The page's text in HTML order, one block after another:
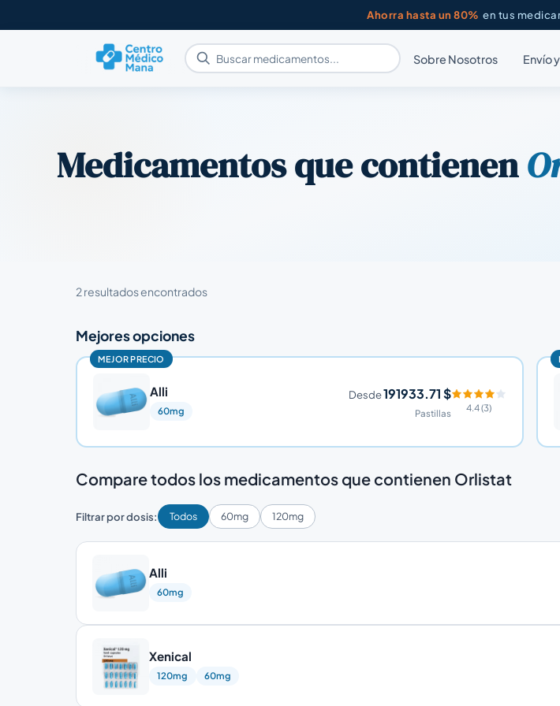
Ahorra hasta un 80% en tus
Sobre Nosotros Envío
Medicamentos que contienen
2 resultados encontrados
Mejores opciones
MEJOR PRECIO
Alli
60mg
Desde191933.71 $
Pastillas 4.4 (3)
Compare todos los medicamentos que contienen Orlistat
Filtrar por dosis: Todos 60mg 120mg
Alli
60mg
Xenical
120mg 60mg